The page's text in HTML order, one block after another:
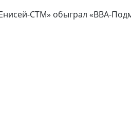
СТМ» обыграл «ВВА-